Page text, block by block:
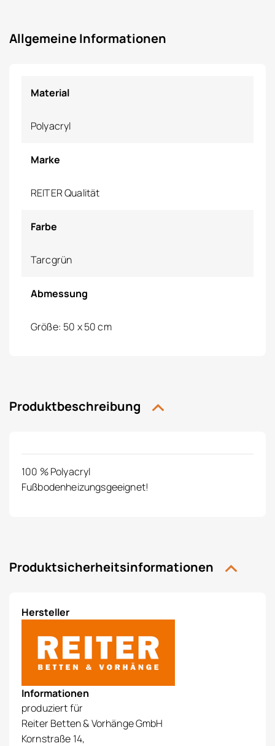
Allgemeine Informationen
Material
Polyacryl
Marke
REITER Qualität
Farbe
Tarcgrün
Abmessung
Größe: 50 x 50 cm
Produktbeschreibung
100 % Polyacryl
Fußbodenheizungsgeeignet!
Produktsicherheitsinformationen
Hersteller
Informationen
produziert für
Reiter Betten & Vorhänge GmbH
Kornstraße 14,